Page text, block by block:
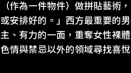
（作為一件物件）做拼貼藝術
或安排好的。」西方最重要的
主、有力的一面，重奪女性裸
色情與禁忌以外的領域尋找喜悅